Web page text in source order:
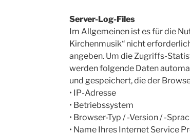
Server-Log-Files
Im Allgemeinen ist es für die
Kirchenmusik“ nicht
angeben. Um die Zugriffs-
werden folgende Daten
und gespeichert, die der
• IP-Adresse
• Betriebssystem
• Browser-Typ / -Version / -
• Name Ihres Internet Service